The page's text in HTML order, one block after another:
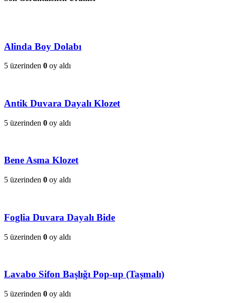
Alinda Boy Dolabı
5 üzerinden 0 oy aldı
Antik Duvara Dayalı Klozet
5 üzerinden 0 oy aldı
Bene Asma Klozet
5 üzerinden 0 oy aldı
Foglia Duvara Dayalı Bide
5 üzerinden 0 oy aldı
Lavabo Sifon Başlığı Pop-up (Taşmalı)
5 üzerinden 0 oy aldı